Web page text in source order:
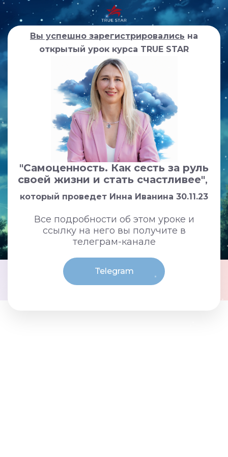
Вы успешно зарегистрировались на
открытый урок курса TRUE STAR
"Самоценность. Как сесть за руль
своей жизни и стать счастливее",
который проведет Инна Иванина 30.11.23
Все подробности об этом уроке и
ссылку на него вы получите в
телеграм-канале
Telegram